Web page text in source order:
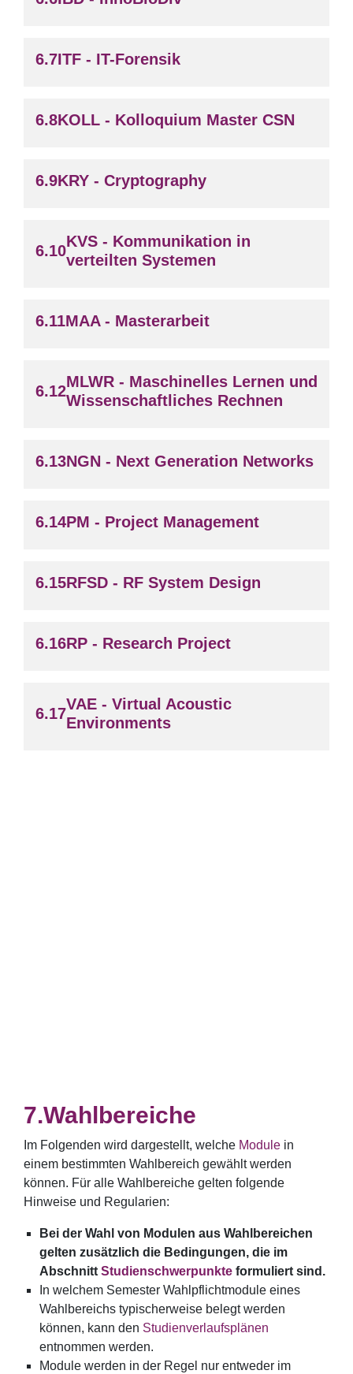
ITF - IT-Forensik
KOLL - Kolloquium Master CSN
KRY - Cryptography
KVS - Kommunikation in
verteilten Systemen
MAA - Masterarbeit
MLWR - Maschinelles Lernen und
Wissenschaftliches Rechnen
NGN - Next Generation Networks
PM - Project Management
RFSD - RF System Design
RP - Research Project
VAE - Virtual Acoustic
Environments
Wahlbereiche
Im Folgenden wird dargestellt, welche Module in
einem bestimmten Wahlbereich gewählt werden
können. Für alle Wahlbereiche gelten folgende
Hinweise und Regularien:
Bei der Wahl von Modulen aus Wahlbereichen
gelten zusätzlich die Bedingungen, die im
AbschnittStudienschwerpunkte formuliert sind.
In welchem Semester Wahlpflichtmodule eines
Wahlbereichs typischerweise belegt werden
können, kann den Studienverlaufsplänen
entnommen werden.
Module werden in der Regel nur entweder im